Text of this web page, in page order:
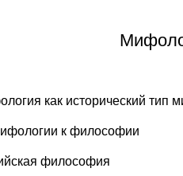
как исторический тип
к философии
философия